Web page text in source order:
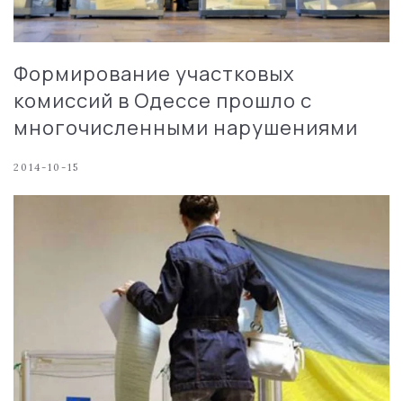
Формирование участковых
комиссий в Одессе прошло с
многочисленными нарушениями
2014-10-15